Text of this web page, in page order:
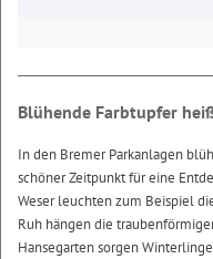
Blühende Farbtupfer
In den Bremer Parkanlagen
schöner Zeitpunkt für eine
Weser leuchten zum Beispiel
Ruh hängen die
Hansegarten sorgen